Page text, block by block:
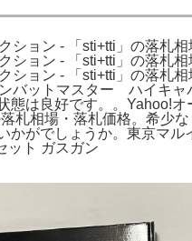
ション - 「sti+tti」の落札相
ション - 「sti+tti」の落札相
ション - 「sti+tti」の落札相
バットマスター ハイキ
態は良好です。。Yahoo!オ
落札相場・落札価格。希少な
かがでしょうか。東京マル
ット ガスガン